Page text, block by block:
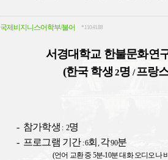
국제비지니스어학부/불어 *.110.41.88
서경대학교 한불문화연
(한국 학생 2명 /프랑
- 참가학생 : 2명
- 프로그램 기간: 6회 ,각90분
(언어 교환중 5분-10분대화 오디오나